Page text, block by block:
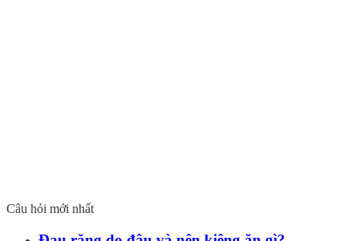
Câu hỏi mới nhất